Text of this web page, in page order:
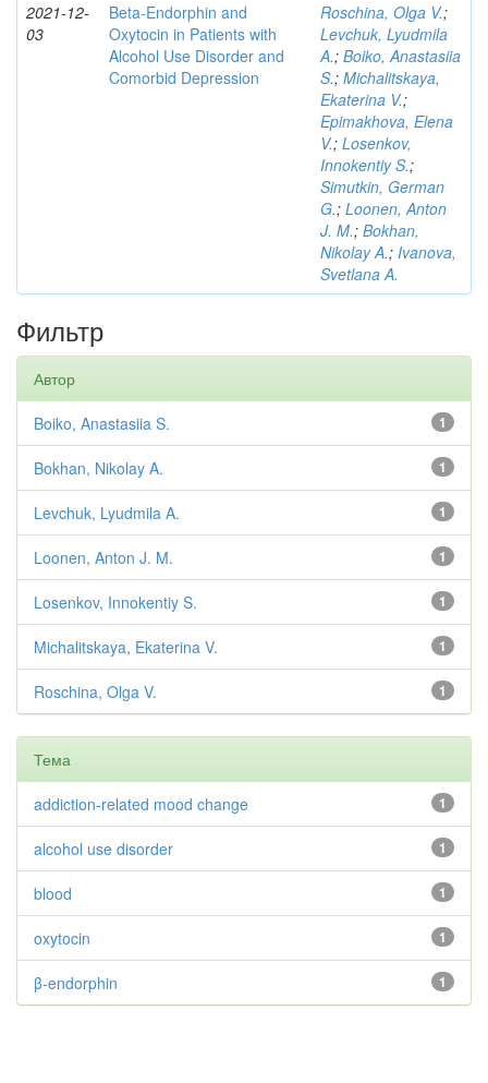
2021-12-
03
Beta-Endorphin and
Oxytocin in Patients with
Alcohol Use Disorder and
Comorbid Depression
Roschina, Olga V.;
Levchuk, Lyudmila
A.; Boiko, Anastasiia
S.; Michalitskaya,
Ekaterina V.;
Epimakhova, Elena
V.; Losenkov,
Innokentiy S.;
Simutkin, German
G.; Loonen, Anton
J. M.; Bokhan,
Nikolay A.; Ivanova,
Svetlana A.
Фильтр
Автор
1
Boiko, Anastasiia S.
1
Bokhan, Nikolay A.
1
Levchuk, Lyudmila A.
1
Loonen, Anton J. M.
1
Losenkov, Innokentiy S.
1
Michalitskaya, Ekaterina V.
1
Roschina, Olga V.
Тема
1
addiction-related mood change
1
alcohol use disorder
1
blood
1
oxytocin
1
β-endorphin